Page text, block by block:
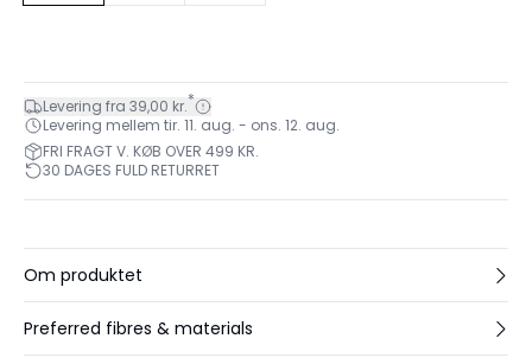
Levering fra 39,00 kr.*
Levering mellem tir. 11. aug. - ons. 12. aug.
FRI FRAGT V. KØB OVER 499 KR.
30 DAGES FULD RETURRET
Om produktet
Preferred fibres & materials